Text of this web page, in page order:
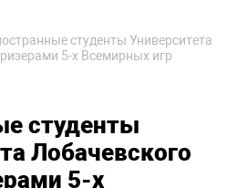
студенты Университета
5-х Всемирных игр
студенты
Лобачевского
5-х